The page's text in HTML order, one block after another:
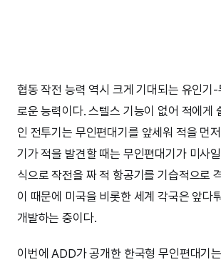
협동 작전 능력 역시 크게 기대되는 유인기
로운 능력이다. 스텔스 기능이 없어 적에게
인 전투기는 무인편대기를 앞세워 적을 먼
기가 적을 발견할 때는 무인편대기가 미사
식으로 작전을 짜 적 항공기를 기습적으로
이 때문에 미국을 비롯한 세계 각국은 앞다
개발하는 중이다.
이번에 ADD가 공개한 한국형 무인편대기